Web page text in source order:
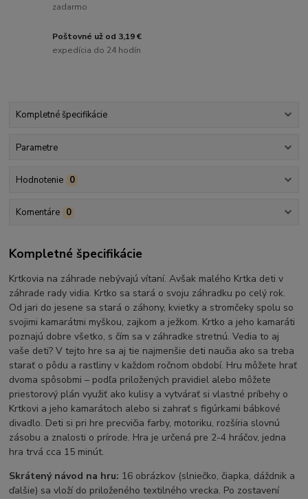
zadarmo
Poštovné už od 3,19 €
expedícia do 24 hodín
Kompletné špecifikácie
Parametre
Hodnotenie 0
Komentáre 0
Kompletné špecifikácie
Krtkovia na záhrade nebývajú vítaní. Avšak malého Krtka deti v
záhrade rady vidia. Krtko sa stará o svoju záhradku po celý rok.
Od jari do jesene sa stará o záhony, kvietky a stromčeky spolu so
svojimi kamarátmi myškou, zajkom a ježkom. Krtko a jeho kamaráti
poznajú dobre všetko, s čím sa v záhradke stretnú. Vedia to aj
vaše deti? V tejto hre sa aj tie najmenšie deti naučia ako sa treba
starať o pôdu a rastliny v každom ročnom období. Hru môžete hrať
dvoma spôsobmi – podľa priložených pravidiel alebo môžete
priestorový plán využiť ako kulisy a vytvárať si vlastné príbehy o
Krtkovi a jeho kamarátoch alebo si zahrať s figúrkami bábkové
divadlo. Deti si pri hre precvičia farby, motoriku, rozšíria slovnú
zásobu a znalosti o prírode. Hra je určená pre 2-4 hráčov, jedna
hra trvá cca 15 minút.
Skrátený návod na hru: 16 obrázkov (slniečko, čiapka, dáždnik a
ďalšie) sa vloží do priloženého textilného vrecka. Po zostavení